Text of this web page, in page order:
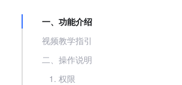
一、功能介绍
视频教学指引
二、操作说明
1. 权限